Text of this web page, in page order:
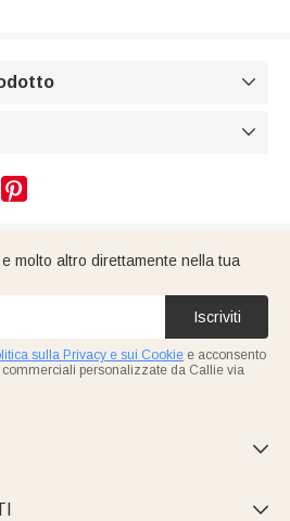



molto altro direttamente nella tua
Iscriviti
sulla Privacy e sui Cookie e acconsento
personalizzate da Callie via

